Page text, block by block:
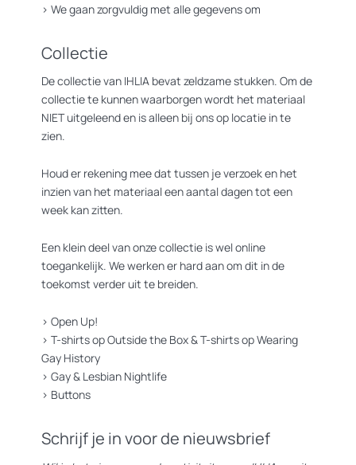
> We gaan zorgvuldig met alle gegevens om
Collectie
De collectie van IHLIA bevat zeldzame stukken. Om de
collectie te kunnen waarborgen wordt het materiaal
NIET uitgeleend en is alleen bij ons op locatie in te
zien.
Houd er rekening mee dat tussen je verzoek en het
inzien van het materiaal een aantal dagen tot een
week kan zitten.
Een klein deel van onze collectie is wel online
toegankelijk. We werken er hard aan om dit in de
toekomst verder uit te breiden.
> Open Up!
> T-shirts op Outside the Box&T-shirts op Wearing
Gay History
> Gay & Lesbian Nightlife
> Buttons
Schrijf je in voor de nieuwsbrief